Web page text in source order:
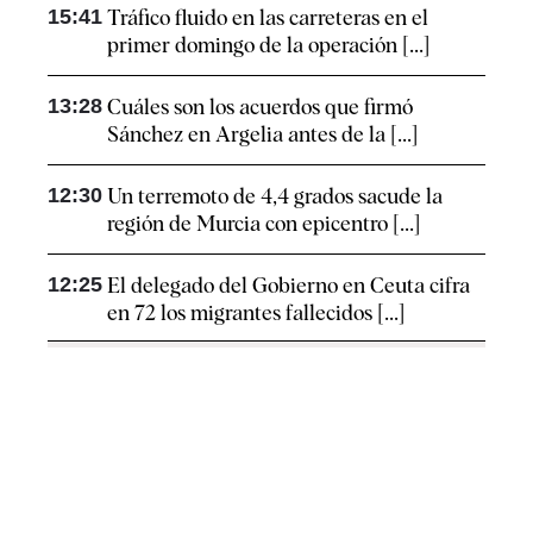
15:41 Tráfico fluido en las carreteras en el
primer domingo de la operación [...]
13:28 Cuáles son los acuerdos que firmó
Sánchez en Argelia antes de la [...]
12:30 Un terremoto de 4,4 grados sacude la
región de Murcia con epicentro [...]
12:25 El delegado del Gobierno en Ceuta cifra
en 72 los migrantes fallecidos [...]